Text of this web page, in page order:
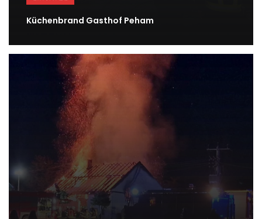
Küchenbrand Gasthof Peham